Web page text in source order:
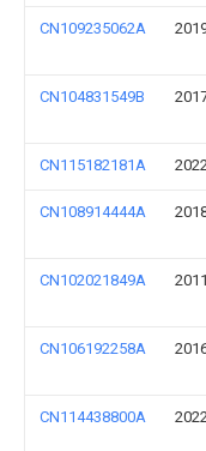
CN109235062A
CN104831549B
CN115182181A
CN108914444A
CN102021849A
CN106192258A
CN114438800A